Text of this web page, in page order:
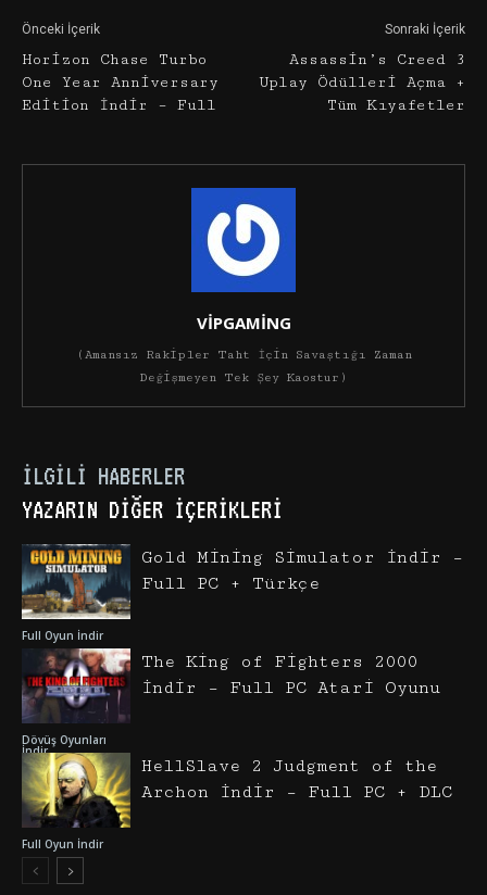
Önceki İçerik
Horizon Chase Turbo
One Year Anniversary
Edition İndir – Full
Sonraki İçerik
Assassin’s Creed 3
Uplay Ödülleri Açma +
Tüm Kıyafetler
VİPGAMİNG
(Amansız Rakipler Taht İçin Savaştığı Zaman
Değişmeyen Tek Şey Kaostur)
İLGILI HABERLER
YAZARIN DIĞER İÇERIKLERI
Full Oyun İndir
Gold Mining Simulator İndir –
Full PC + Türkçe
Dövüş Oyunları
İndir
The King of Fighters 2000
İndir – Full PC Atari Oyunu
Full Oyun İndir
HellSlave 2 Judgment of the
Archon İndir – Full PC + DLC